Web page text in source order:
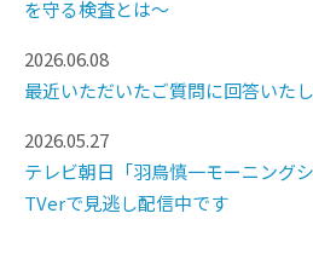
を守る検査とは～
2026.06.08
最近いただいたご質問に回答いた
2026.05.27
テレビ朝日「羽鳥慎一モーニング
TVerで見逃し配信中です